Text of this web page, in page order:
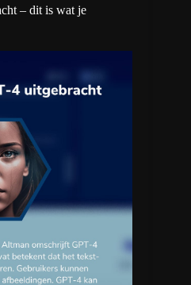
– dit is wat je